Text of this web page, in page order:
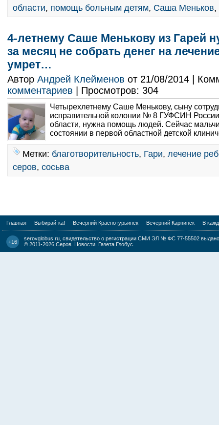
области, помощь больным детям, Саша Меньков,
4-летнему Саше Менькову из Гарей
за месяц не собрать денег на
умрет…
Автор Андрей Клейменов от 21/08/2014 |
комментариев | Просмотров: 304
Четырехлетнему Саше Менькову, сыну
исправительной колонии № 8 ГУФСИН
области, нужна помощь людей. Сейчас
состоянии в первой областной детской
Метки: благотворительность, Гари, лечение
серов, сосьва
Главная Выбирай-ка! Вечерний Краснотурьинск Вечерний Карпинск В
+16
serovglobus.ru, свидетельство о регистрации СМИ ЭЛ № ФС 77-55502
© 2011-2026 Серов. Новости. Газета Глобус